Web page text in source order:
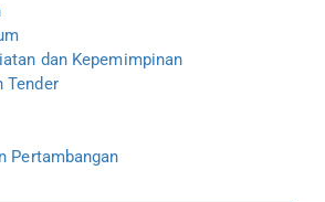
dan Kepemimpinan
Tender
Pertambangan